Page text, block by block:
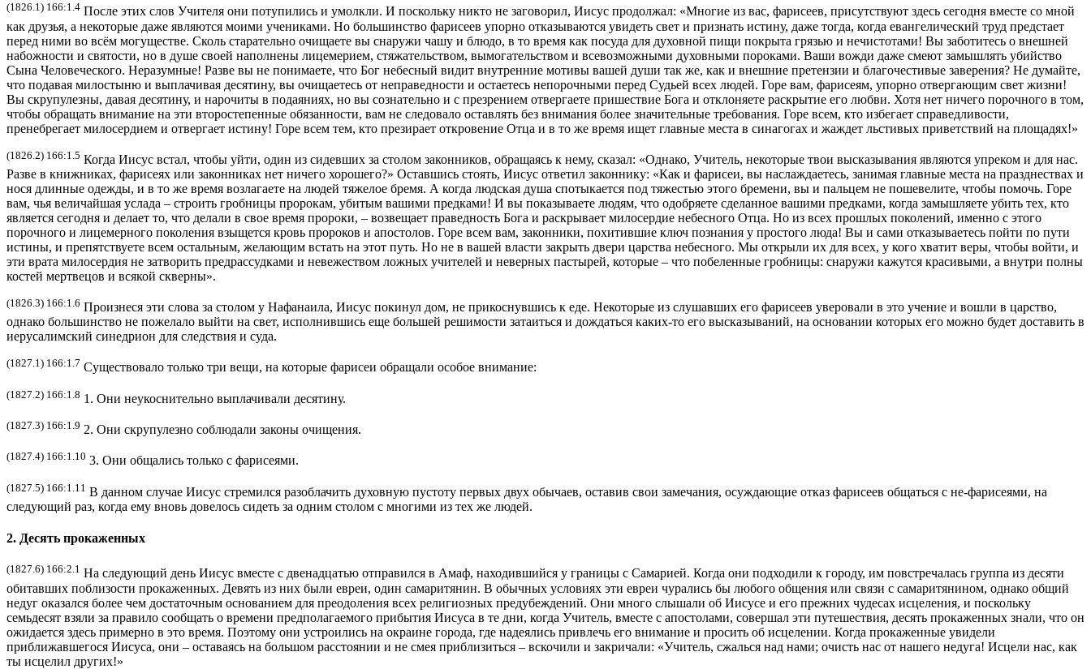
(1826.1) 166:1.4 После этих слов Учителя они потупились и умолкли. И поскольку никто не заговорил, Иисус продолжал: «Многие из вас, фарисеев, присутствуют здесь сегодня вместе со мной
как друзья, а некоторые даже являются моими учениками. Но большинство фарисеев упорно отказываются увидеть свет и признать истину, даже тогда, когда евангелический труд предстает
перед ними во всём могуществе. Сколь старательно очищаете вы снаружи чашу и блюдо, в то время как посуда для духовной пищи покрыта грязью и нечистотами! Вы заботитесь о внешней
набожности и святости, но в душе своей наполнены лицемерием, стяжательством, вымогательством и всевозможными духовными пороками. Ваши вожди даже смеют замышлять убийство
Сына Человеческого. Неразумные! Разве вы не понимаете, что Бог небесный видит внутренние мотивы вашей души так же, как и внешние претензии и благочестивые заверения? Не думайте,
что подавая милостыню и выплачивая десятину, вы очищаетесь от неправедности и остаетесь непорочными перед Судьей всех людей. Горе вам, фарисеям, упорно отвергающим свет жизни!
Вы скрупулезны, давая десятину, и нарочиты в подаяниях, но вы сознательно и с презрением отвергаете пришествие Бога и отклоняете раскрытие его любви. Хотя нет ничего порочного в том,
чтобы обращать внимание на эти второстепенные обязанности, вам не следовало оставлять без внимания более значительные требования. Горе всем, кто избегает справедливости,
пренебрегает милосердием и отвергает истину! Горе всем тем, кто презирает откровение Отца и в то же время ищет главные места в синагогах и жаждет льстивых приветствий на площадях!»
(1826.2) 166:1.5 Когда Иисус встал, чтобы уйти, один из сидевших за столом законников, обращаясь к нему, сказал: «Однако, Учитель, некоторые твои высказывания являются упреком и для нас.
Разве в книжниках, фарисеях или законниках нет ничего хорошего?» Оставшись стоять, Иисус ответил законнику: «Как и фарисеи, вы наслаждаетесь, занимая главные места на празднествах и
нося длинные одежды, и в то же время возлагаете на людей тяжелое бремя. А когда людская душа спотыкается под тяжестью этого бремени, вы и пальцем не пошевелите, чтобы помочь. Горе
вам, чья величайшая услада – строить гробницы пророкам, убитым вашими предками! И вы показываете людям, что одобряете сделанное вашими предками, когда замышляете убить тех, кто
является сегодня и делает то, что делали в свое время пророки, – возвещает праведность Бога и раскрывает милосердие небесного Отца. Но из всех прошлых поколений, именно с этого
порочного и лицемерного поколения взыщется кровь пророков и апостолов. Горе всем вам, законники, похитившие ключ познания у простого люда! Вы и сами отказываетесь пойти по пути
истины, и препятствуете всем остальным, желающим встать на этот путь. Но не в вашей власти закрыть двери царства небесного. Мы открыли их для всех, у кого хватит веры, чтобы войти, и
эти врата милосердия не затворить предрассудками и невежеством ложных учителей и неверных пастырей, которые – что побеленные гробницы: снаружи кажутся красивыми, а внутри полны
костей мертвецов и всякой скверны».
(1826.3) 166:1.6 Произнеся эти слова за столом у Нафанаила, Иисус покинул дом, не прикоснувшись к еде. Некоторые из слушавших его фарисеев уверовали в это учение и вошли в царство,
однако большинство не пожелало выйти на свет, исполнившись еще большей решимости затаиться и дождаться каких-то его высказываний, на основании которых его можно будет доставить в
иерусалимский синедрион для следствия и суда.
(1827.1) 166:1.7 Существовало только три вещи, на которые фарисеи обращали особое внимание:
(1827.2) 166:1.8 1. Они неукоснительно выплачивали десятину.
(1827.3) 166:1.9 2. Они скрупулезно соблюдали законы очищения.
(1827.4) 166:1.10 3. Они общались только с фарисеями.
(1827.5) 166:1.11 В данном случае Иисус стремился разоблачить духовную пустоту первых двух обычаев, оставив свои замечания, осуждающие отказ фарисеев общаться с не-фарисеями, на
следующий раз, когда ему вновь довелось сидеть за одним столом с многими из тех же людей.
2. Десять прокаженных
(1827.6) 166:2.1 На следующий день Иисус вместе с двенадцатью отправился в Амаф, находившийся у границы с Самарией. Когда они подходили к городу, им повстречалась группа из десяти
обитавших поблизости прокаженных. Девять из них были евреи, один самаритянин. В обычных условиях эти евреи чурались бы любого общения или связи с самаритянином, однако общий
недуг оказался более чем достаточным основанием для преодоления всех религиозных предубеждений. Они много слышали об Иисусе и его прежних чудесах исцеления, и поскольку
семьдесят взяли за правило сообщать о времени предполагаемого прибытия Иисуса в те дни, когда Учитель, вместе с апостолами, совершал эти путешествия, десять прокаженных знали, что он
ожидается здесь примерно в это время. Поэтому они устроились на окраине города, где надеялись привлечь его внимание и просить об исцелении. Когда прокаженные увидели
приближавшегося Иисуса, они – оставаясь на большом расстоянии и не смея приблизиться – вскочили и закричали: «Учитель, сжалься над нами; очисть нас от нашего недуга! Исцели нас, как
ты исцелил других!»